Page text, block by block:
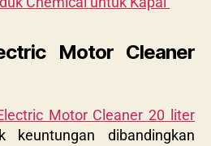
Motor Cleaner
Motor Cleaner 20 liter
keuntungan dibandingkan